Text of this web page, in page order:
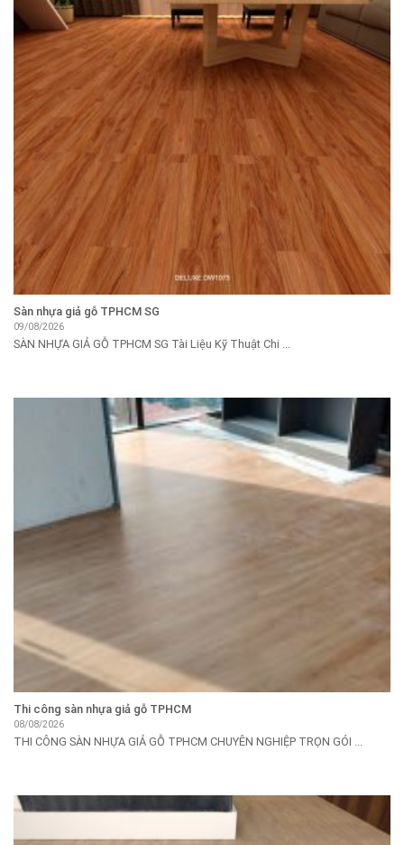
Sàn nhựa giả gỗ TPHCM SG
09/08/2026
SÀN NHỰA GIẢ GỖ TPHCM SG Tài Liệu Kỹ Thuật Chi ...
Thi công sàn nhựa giả gỗ TPHCM
08/08/2026
THI CÔNG SÀN NHỰA GIẢ GỖ TPHCM CHUYÊN NGHIỆP TRỌN GÓI ...